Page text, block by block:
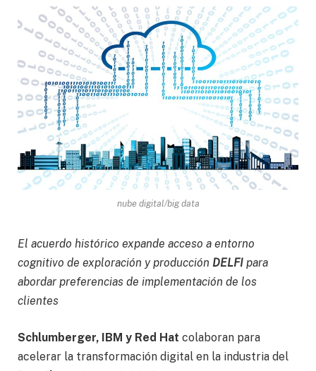
nube digital/big data
El acuerdo histórico expande acceso a entorno
cognitivo de exploración y producción DELFI para
abordar preferencias de implementación de los
clientes
Schlumberger, IBM y Red Hat colaboran para
acelerar la transformación digital en la industria del